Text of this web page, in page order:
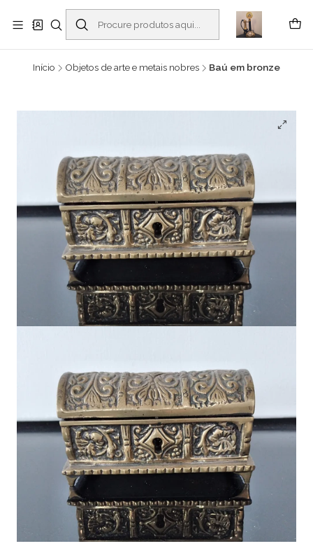
Buscantiguidades - Leilões. Colecionismo e antiguidades em Viana do
Castelo -
Ler mais
Início Objetos de arte e metais nobres Baú em bronze